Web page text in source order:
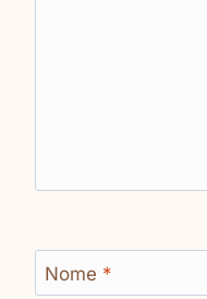
Nome *